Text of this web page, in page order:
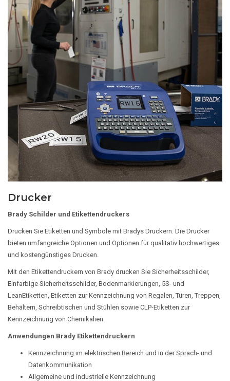
Drucker
Brady Schilder und Etikettendruckers
Drucken Sie Etiketten und Symbole mit Bradys Druckern. Die Drucker
bieten umfangreiche Optionen und Optionen für qualitativ hochwertiges
und kostengünstiges Drucken.
Mit den Etikettendruckern von Brady drucken Sie Sicherheitsschilder,
Einfarbige Sicherheitsschilder, Bodenmarkierungen, 5S- und
LeanEtiketten, Etiketten zur Kennzeichnung von Regalen, Türen, Treppen,
Behältern, Schreibtischen und Stühlen sowie CLP-Etiketten zur
Kennzeichnung von Chemikalien.
Anwendungen Brady Etikettendruckern
Kennzeichnung im elektrischen Bereich und in der Sprach- und
Datenkommunikation
Allgemeine und industrielle Kennzeichnung